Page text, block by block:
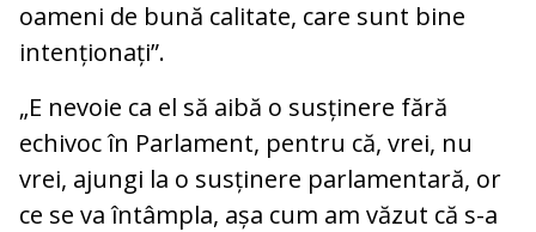
oameni de bună calitate, care sunt bine
intenționați”.
„E nevoie ca el să aibă o susținere fără
echivoc în Parlament, pentru că, vrei, nu
vrei, ajungi la o susținere parlamentară, or
ce se va întâmpla, așa cum am văzut că s-a